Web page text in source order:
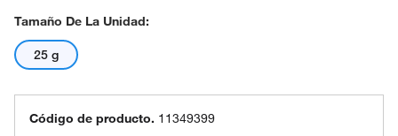
Tamaño De La Unidad:
25 g
Código de producto. 11349399